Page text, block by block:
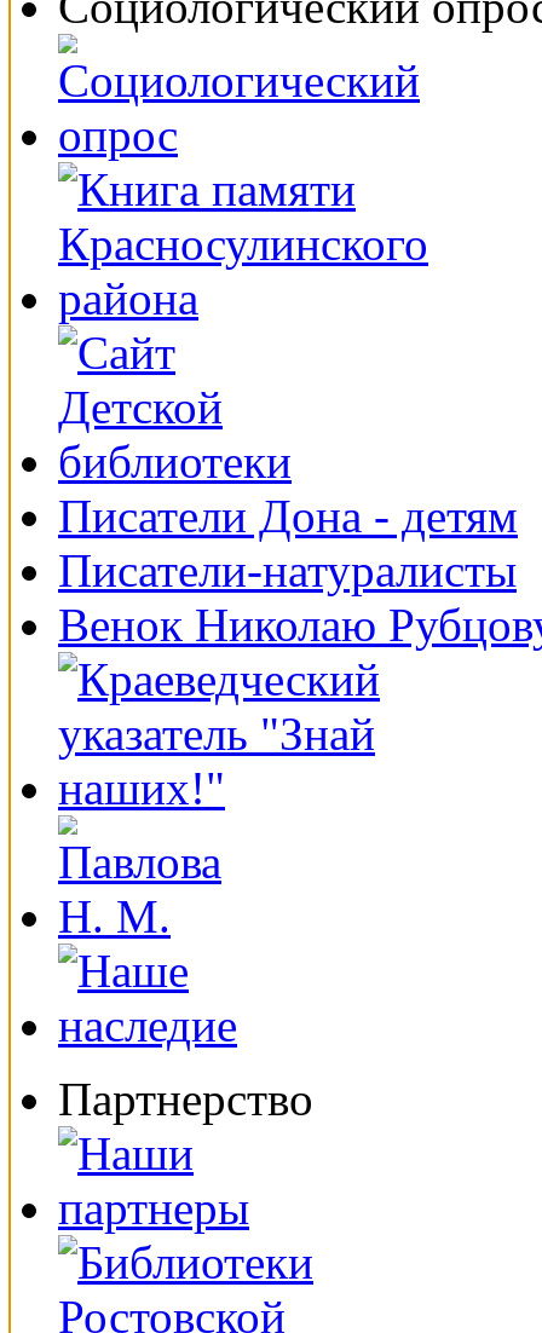
Писатели Дона - детям
Писатели-натуралисты
Венок Николаю
Партнерство